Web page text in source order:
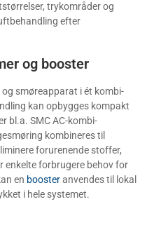
trykområder og
efter
og booster
smøreapparat i ét kombi-
kan opbygges kompakt
bl.a. SMC AC-kombi-
kombineres til
forurenende stoffer,
forbrugere behov for
en boosteranvendes til lokal
i hele systemet.